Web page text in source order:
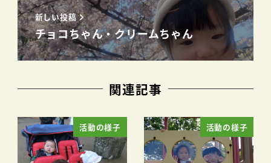
新しい投稿
チョコちゃん・クリームちゃん
関連記事
活動の様子 活動の様子